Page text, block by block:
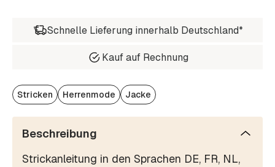
Schnelle Lieferung innerhalb Deutschland*
Kauf auf Rechnung
Stricken Herrenmode Jacke
Beschreibung
Strickanleitung in den Sprachen DE, FR, NL,